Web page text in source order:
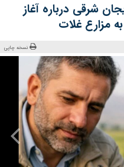
شرقی درباره آغاز
مزارع غلات
نسخه چاپی